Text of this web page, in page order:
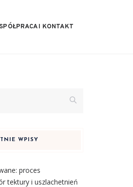
I KONTAKT
WPISY
proces
tektury i uszlachetnień